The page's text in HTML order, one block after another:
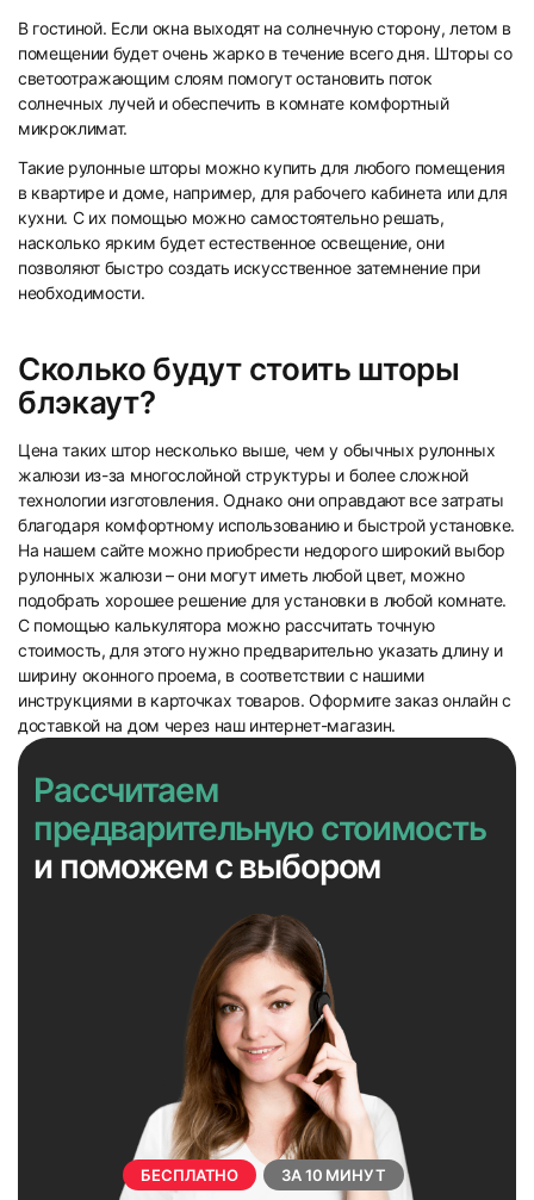
25 26
27 28
29
34
36
В гостиной. Если окна выходят на солнечную сторону, летом в
помещении будет очень жарко в течение всего дня. Шторы со
светоотражающим слоям помогут остановить поток
солнечных лучей и обеспечить в комнате комфортный
микроклимат.
Такие рулонные шторы можно купить для любого помещения
в квартире и доме, например, для рабочего кабинета или для
кухни. С их помощью можно самостоятельно решать,
насколько ярким будет естественное освещение, они
позволяют быстро создать искусственное затемнение при
необходимости.
Сколько будут стоить шторы
блэкаут?
Цена таких штор несколько выше, чем у обычных рулонных
жалюзи из-за многослойной структуры и более сложной
технологии изготовления. Однако они оправдают все затраты
благодаря комфортному использованию и быстрой установке.
На нашем сайте можно приобрести недорого широкий выбор
рулонных жалюзи – они могут иметь любой цвет, можно
подобрать хорошее решение для установки в любой комнате.
С помощью калькулятора можно рассчитать точную
стоимость, для этого нужно предварительно указать длину и
ширину оконного проема, в соответствии с нашими
инструкциями в карточках товаров. Оформите заказ онлайн с
доставкой на дом через наш интернет-магазин.
БЕСПЛАТНО ЗА 10 МИНУТ
Рассчитаем
предварительную стоимость
и поможем с выбором